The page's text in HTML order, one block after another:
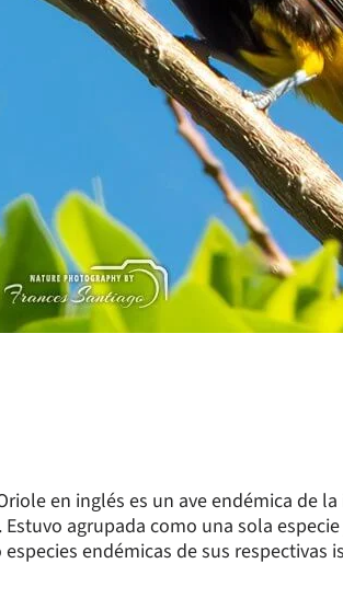
en inglés es un ave endémica de
agrupada como una sola
endémicas de sus respectivas